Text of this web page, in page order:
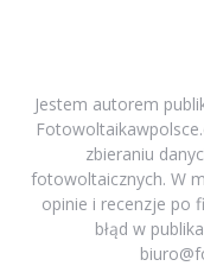
Jestem autorem
zbieraniu
fotowoltaicznych. W
opinie i recenzje po
błąd w